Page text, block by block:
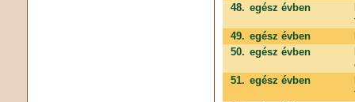
48. egész évben
49. egész évben
50. egész évben
51. egész évben